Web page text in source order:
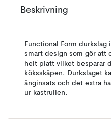
Beskrivning
Functional Form durkslag
smart design som gör att
helt platt vilket besparar
köksskåpen. Durkslaget
ånginsats och det extra
ur kastrullen.